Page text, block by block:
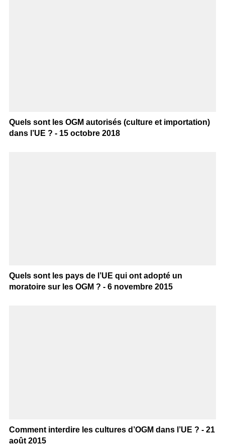
Quels sont les OGM autorisés (culture et importation)
dans l’UE ? - 15 octobre 2018
Quels sont les pays de l’UE qui ont adopté un
moratoire sur les OGM ? - 6 novembre 2015
Comment interdire les cultures d’OGM dans l’UE ? - 21
août 2015